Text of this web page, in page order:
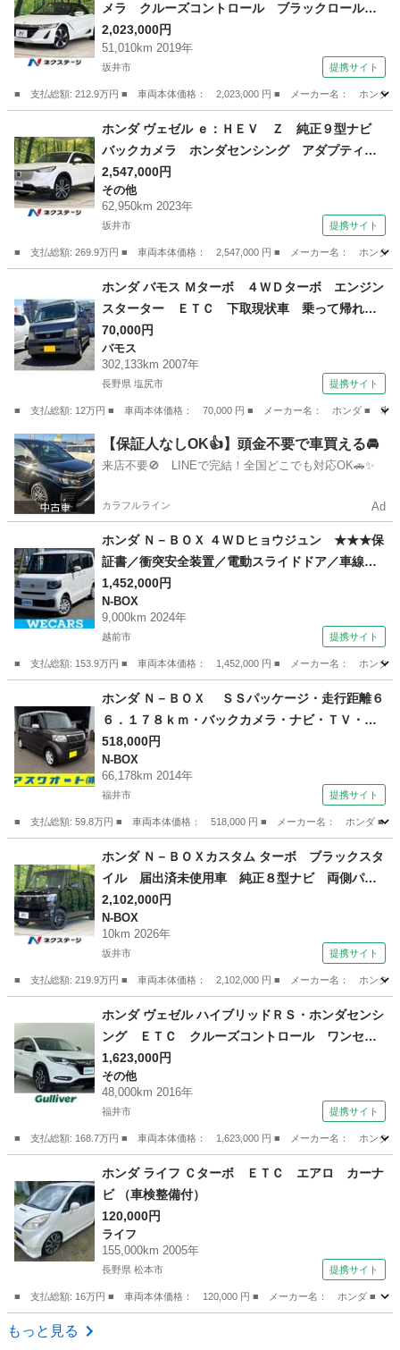
メラ クルーズコントロール ブラックロールト
ップ Ｂｌｕｅｔｏｏｔｈ ハーフレザースポー
ツシート パドルシフト ＬＥＤランプ オート
ライト オートエアコン スマートキー （車検整
備付）
2,023,000円
51,010km 2019年
坂井市 提携サイト
■ 支払総額: 212.9万円 ■ 車両本体価格： 2,023,000 円 ■ メーカー名： ホンダ
ホンダ
ホンダ ヴェゼル ｅ：ＨＥＶ Ｚ 純正９型ナビ
バックカメラ ホンダセンシング アダプティブ
クルコン ブラインドスポットインフォメーショ
ン コーナーセンサー パワーバックドア ステ
アリングヒーター 前席シートヒーター ワイヤ
2,547,000円
その他
62,950km 2023年
坂井市 提携サイト
■ 支払総額: 269.9万円 ■ 車両本体価格： 2,547,000 円 ■ メーカー名： ホン
その他
ホンダ バモス Ｍターボ ４ＷＤターボ エンジン
スターター ＥＴＣ 下取現状車 乗って帰れま
す。 （検9.9）
70,000円
バモス
302,133km 2007年
長野県 塩尻市 提携サイト
■ 支払総額: 12万円 ■ 車両本体価格： 70,000 円 ■ メーカー名： ホンダ ■ 車
長野 塩尻市 バモス
【保証人なしOK👍】頭金不要で車買える🚘
来店不要🚫 LINEで完結！全国どこでも対応OK🚗✨
カラフルライン Ad
ホンダ Ｎ－ＢＯＸ ４ＷＤヒョウジュン ★★★保
証書／衝突安全装置／電動スライドドア／車線逸
脱防止支援システム／ヘッドランプ ＬＥＤ／Ｅ
ＢＤ付ＡＢＳ／横滑り防止装置／アイドリングス
トップ／バックモニター／禁煙車／パワーウイン
1,452,000円
N-BOX
9,000km 2024年
越前市 提携サイト
■ 支払総額: 153.9万円 ■ 車両本体価格： 1,452,000 円 ■ メーカー名： ホンダ
N-BOX
ホンダ Ｎ－ＢＯＸ ＳＳパッケージ・走行距離６
６．１７８ｋｍ・バックカメラ・ナビ・ＴＶ・車
検２年・Ｂｌｕｅｔｏｏｔｈ対応・・両側スライ
ド・ＥＴＣ・修復歴無 （検9.9）
518,000円
N-BOX
66,178km 2014年
福井市 提携サイト
■ 支払総額: 59.8万円 ■ 車両本体価格： 518,000 円 ■ メーカー名： ホンダ ■ 車
N-BOX
ホンダ Ｎ－ＢＯＸカスタム ターボ ブラックスタ
イル 届出済未使用車 純正８型ナビ 両側パワ
ースライドドア ホンダセンシング アダプティ
ブクルコン コーナーセンサー 前席シートヒー
ター パドルシフト ハーフレザーシート ＬＥ
2,102,000円
N-BOX
10km 2026年
坂井市 提携サイト
■ 支払総額: 219.9万円 ■ 車両本体価格： 2,102,000 円 ■ メーカー名： ホンダ
N-BOX
ホンダ ヴェゼル ハイブリッドＲＳ・ホンダセンシ
ング ＥＴＣ クルーズコントロール ワンセグ
テレビ アイドリングストップ バックカメラ
メモリナビ パワーステアリング パワーウィン
ドウ ＡＢＳ 横滑り防止装置 純正１８インチ
1,623,000円
その他
48,000km 2016年
福井市 提携サイト
■ 支払総額: 168.7万円 ■ 車両本体価格： 1,623,000 円 ■ メーカー名： ホンダ
その他
ホンダ ライフ Ｃターボ ＥＴＣ エアロ カーナ
ビ （車検整備付）
120,000円
ライフ
155,000km 2005年
長野県 松本市 提携サイト
■ 支払総額: 16万円 ■ 車両本体価格： 120,000 円 ■ メーカー名： ホンダ
長野 松本市
もっと見る